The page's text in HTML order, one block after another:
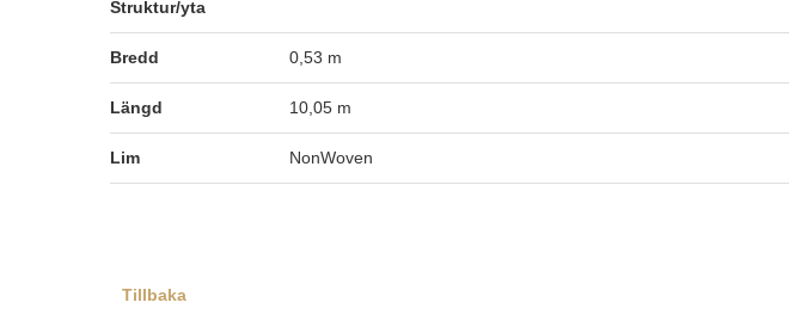
Struktur/yta
Bredd 0,53 m
Längd 10,05 m
Lim NonWoven
Tillbaka